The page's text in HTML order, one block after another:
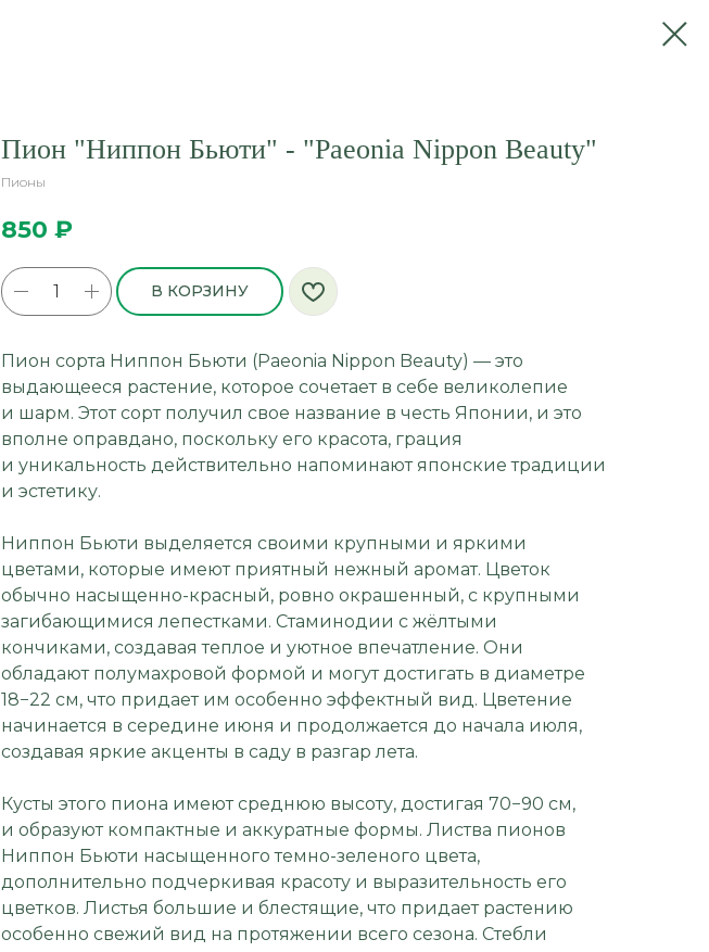
Пион "Ниппон Бьюти" - "Paeonia Nippon Beauty"
Пионы
850 ₽
В КОРЗИНУ
Пион сорта Ниппон Бьюти (Paeonia Nippon Beauty) — это
выдающееся растение, которое сочетает в себе великолепие
и шарм. Этот сорт получил свое название в честь Японии, и это
вполне оправдано, поскольку его красота, грация
и уникальность действительно напоминают японские традиции
и эстетику.
Ниппон Бьюти выделяется своими крупными и яркими
цветами, которые имеют приятный нежный аромат. Цветок
обычно насыщенно-красный, ровно окрашенный, с крупными
загибающимися лепестками. Стаминодии с жёлтыми
кончиками, создавая теплое и уютное впечатление. Они
обладают полумахровой формой и могут достигать в диаметре
18−22 см, что придает им особенно эффектный вид. Цветение
начинается в середине июня и продолжается до начала июля,
создавая яркие акценты в саду в разгар лета.
Кусты этого пиона имеют среднюю высоту, достигая 70−90 см,
и образуют компактные и аккуратные формы. Листва пионов
Ниппон Бьюти насыщенного темно-зеленого цвета,
дополнительно подчеркивая красоту и выразительность его
цветков. Листья большие и блестящие, что придает растению
особенно свежий вид на протяжении всего сезона. Стебли